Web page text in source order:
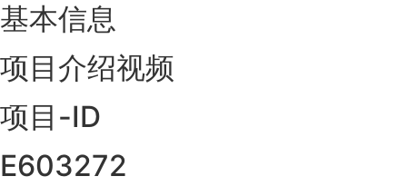
基本信息
项目介绍视频
项目-ID
E603272